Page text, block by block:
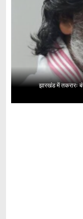
झारखंड में तकरारः